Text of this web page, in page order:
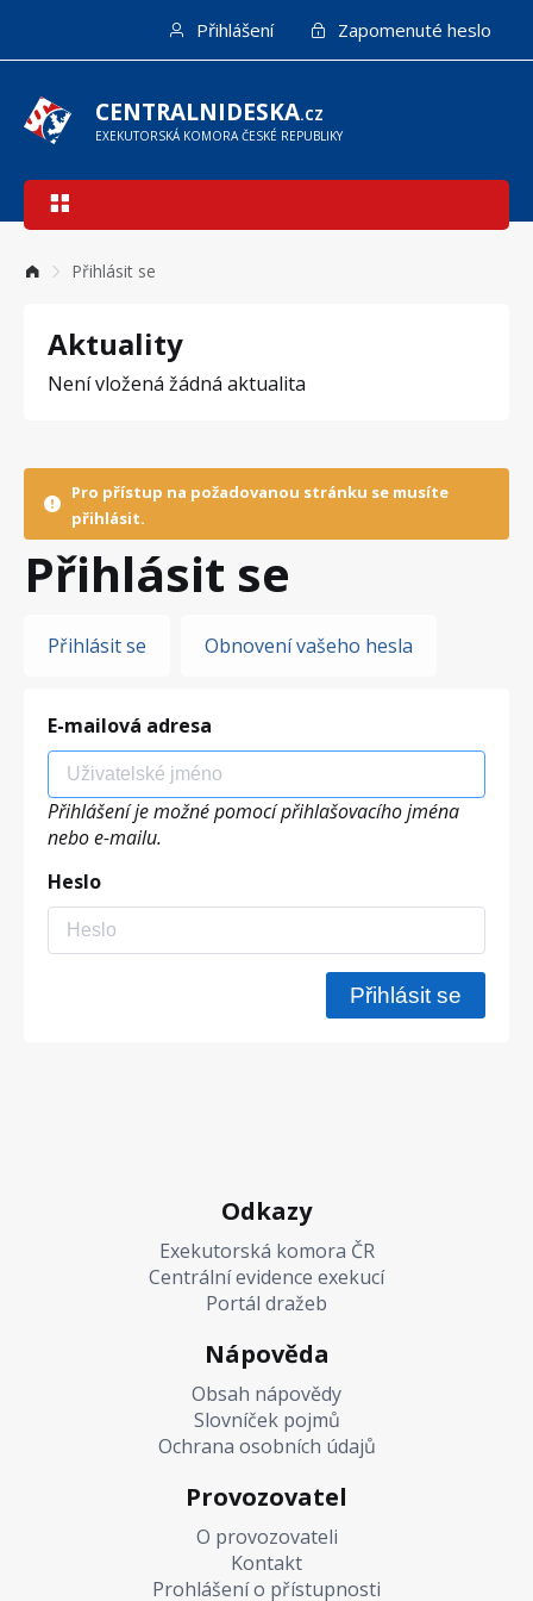
hlavnímu
obsahu
Přihlášení Zapomenuté heslo
CENTRALNIDESKA.CZ
EXEKUTORSKÁ KOMORA ČESKÉ REPUBLIKY
Hlavní
Přihlásit se
Aktuality
Není vložená žádná aktualita
Pro přístup na požadovanou stránku se musíte
přihlásit.
Přihlásit se
Hlavní
Přihlásit se Obnovení vašeho hesla
E-mailová adresa
Přihlášení je možné pomocí přihlašovacího jména
nebo e-mailu.
Heslo
Odkazy
Exekutorská komora ČR
Centrální evidence exekucí
Portál dražeb
Nápověda
Obsah nápovědy
Slovníček pojmů
Ochrana osobních údajů
Provozovatel
O provozovateli
Kontakt
Prohlášení o přístupnosti